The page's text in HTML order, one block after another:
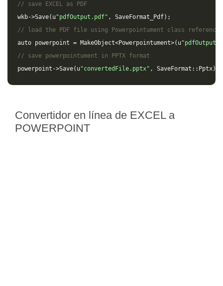
// save EXCEL as PDF
wkb->Save( u"pdfOutput.pdf" , SaveFormat_Pdf);
// load the PDF file using Powerpointument class reference
auto powerpoint = MakeObject<Powerpointument>( u
// save powerpointument in PPTX format
powerpoint ->Save( u"convertedFile.pptx" , SaveFormat :: Pptx);
Convertidor en línea de EXCEL a
POWERPOINT